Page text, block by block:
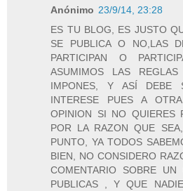
Anónimo 23/9/14, 23:28
ES TU BLOG, ES JUSTO
SE PUBLICA O NO,LAS
PARTICIPAN O
ASUMIMOS LAS
IMPONES, Y ASÍ
INTERESE PUES A
OPINION SI NO QUIERES
POR LA RAZON QUE
PUNTO, YA TODOS
BIEN, NO CONSIDERO
COMENTARIO SOBRE
PUBLICAS , Y QUE